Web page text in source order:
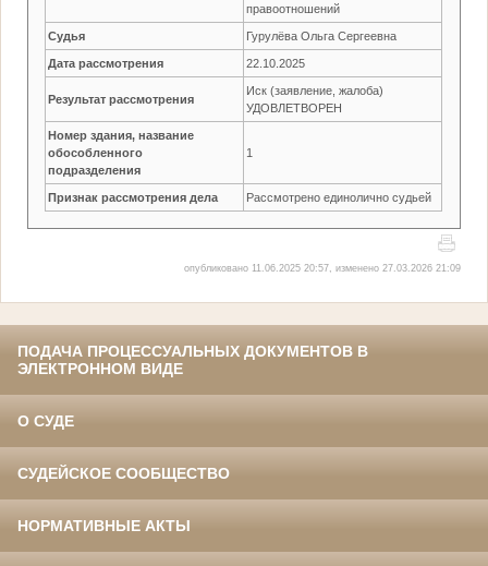
правоотношений
Судья Гурулёва Ольга Сергеевна
Дата рассмотрения 22.10.2025
Результат рассмотрения
Иск (заявление, жалоба)
УДОВЛЕТВОРЕН
Номер здания, название
обособленного
подразделения
1
Признак рассмотрения дела Рассмотрено единолично судьей
опубликовано 11.06.2025 20:57, изменено 27.03.2026 21:09
ПОДАЧА ПРОЦЕССУАЛЬНЫХ ДОКУМЕНТОВ В
ЭЛЕКТРОННОМ ВИДЕ
О СУДЕ
СУДЕЙСКОЕ СООБЩЕСТВО
НОРМАТИВНЫЕ АКТЫ